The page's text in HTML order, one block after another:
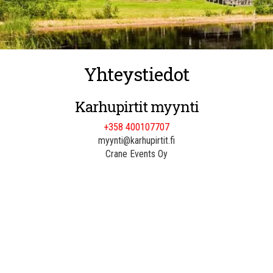
Yhteystiedot
Karhupirtit myynti
+358 400107707
myynti@karhupirtit.fi
Crane Events Oy